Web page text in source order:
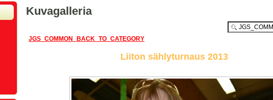
Kuvagalleria
JGS_COMMON_BACK_TO_CATEGORY
Liiton sählyturnaus 2013